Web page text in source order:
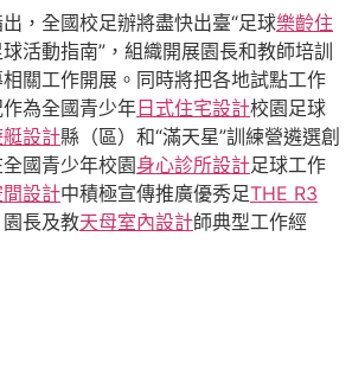
，全國校足辦將盡快出臺“足球樂齡住
活動指南”，組織開展園長和教師培訓
相關工作開展。同時將把各地試點工作
作為全國青少年 日式住宅設計校園足球
設計縣（區）和“滿天星”訓練營遴選創
國青少年校園身心診所設計足球工作
設計中積極宣傳推廣優秀足THE R3
長及教天母室內設計師典型工作經